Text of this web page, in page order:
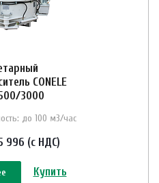
CONELE
3000
до 100 м3/час
996 (с НДС)
Купить